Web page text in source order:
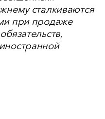
сталкиваются
при продаже